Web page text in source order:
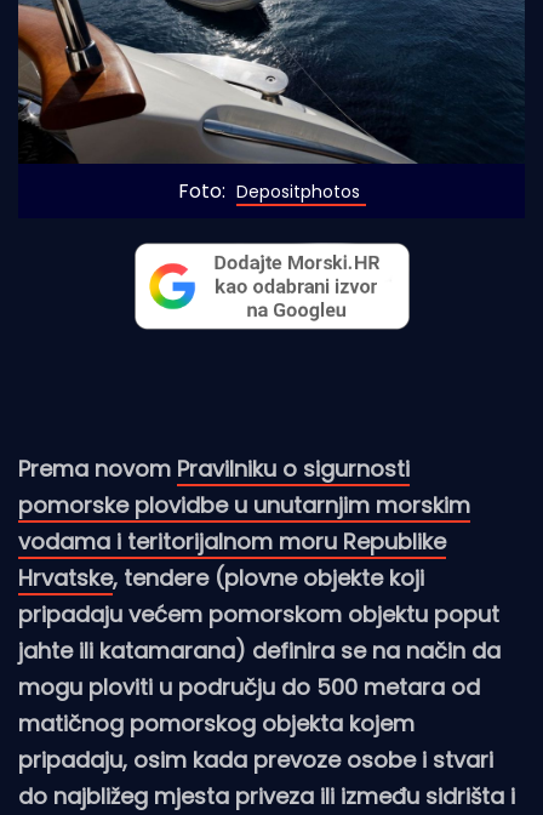
Foto: Depositphotos
Prema novom Pravilniku o sigurnosti
pomorske plovidbe u unutarnjim morskim
vodama i teritorijalnom moru Republike
Hrvatske, tendere (plovne objekte koji
pripadaju većem pomorskom objektu poput
jahte ili katamarana) definira se na način da
mogu ploviti u području do 500 metara od
matičnog pomorskog objekta kojem
pripadaju, osim kada prevoze osobe i stvari
do najbližeg mjesta priveza ili između sidrišta i